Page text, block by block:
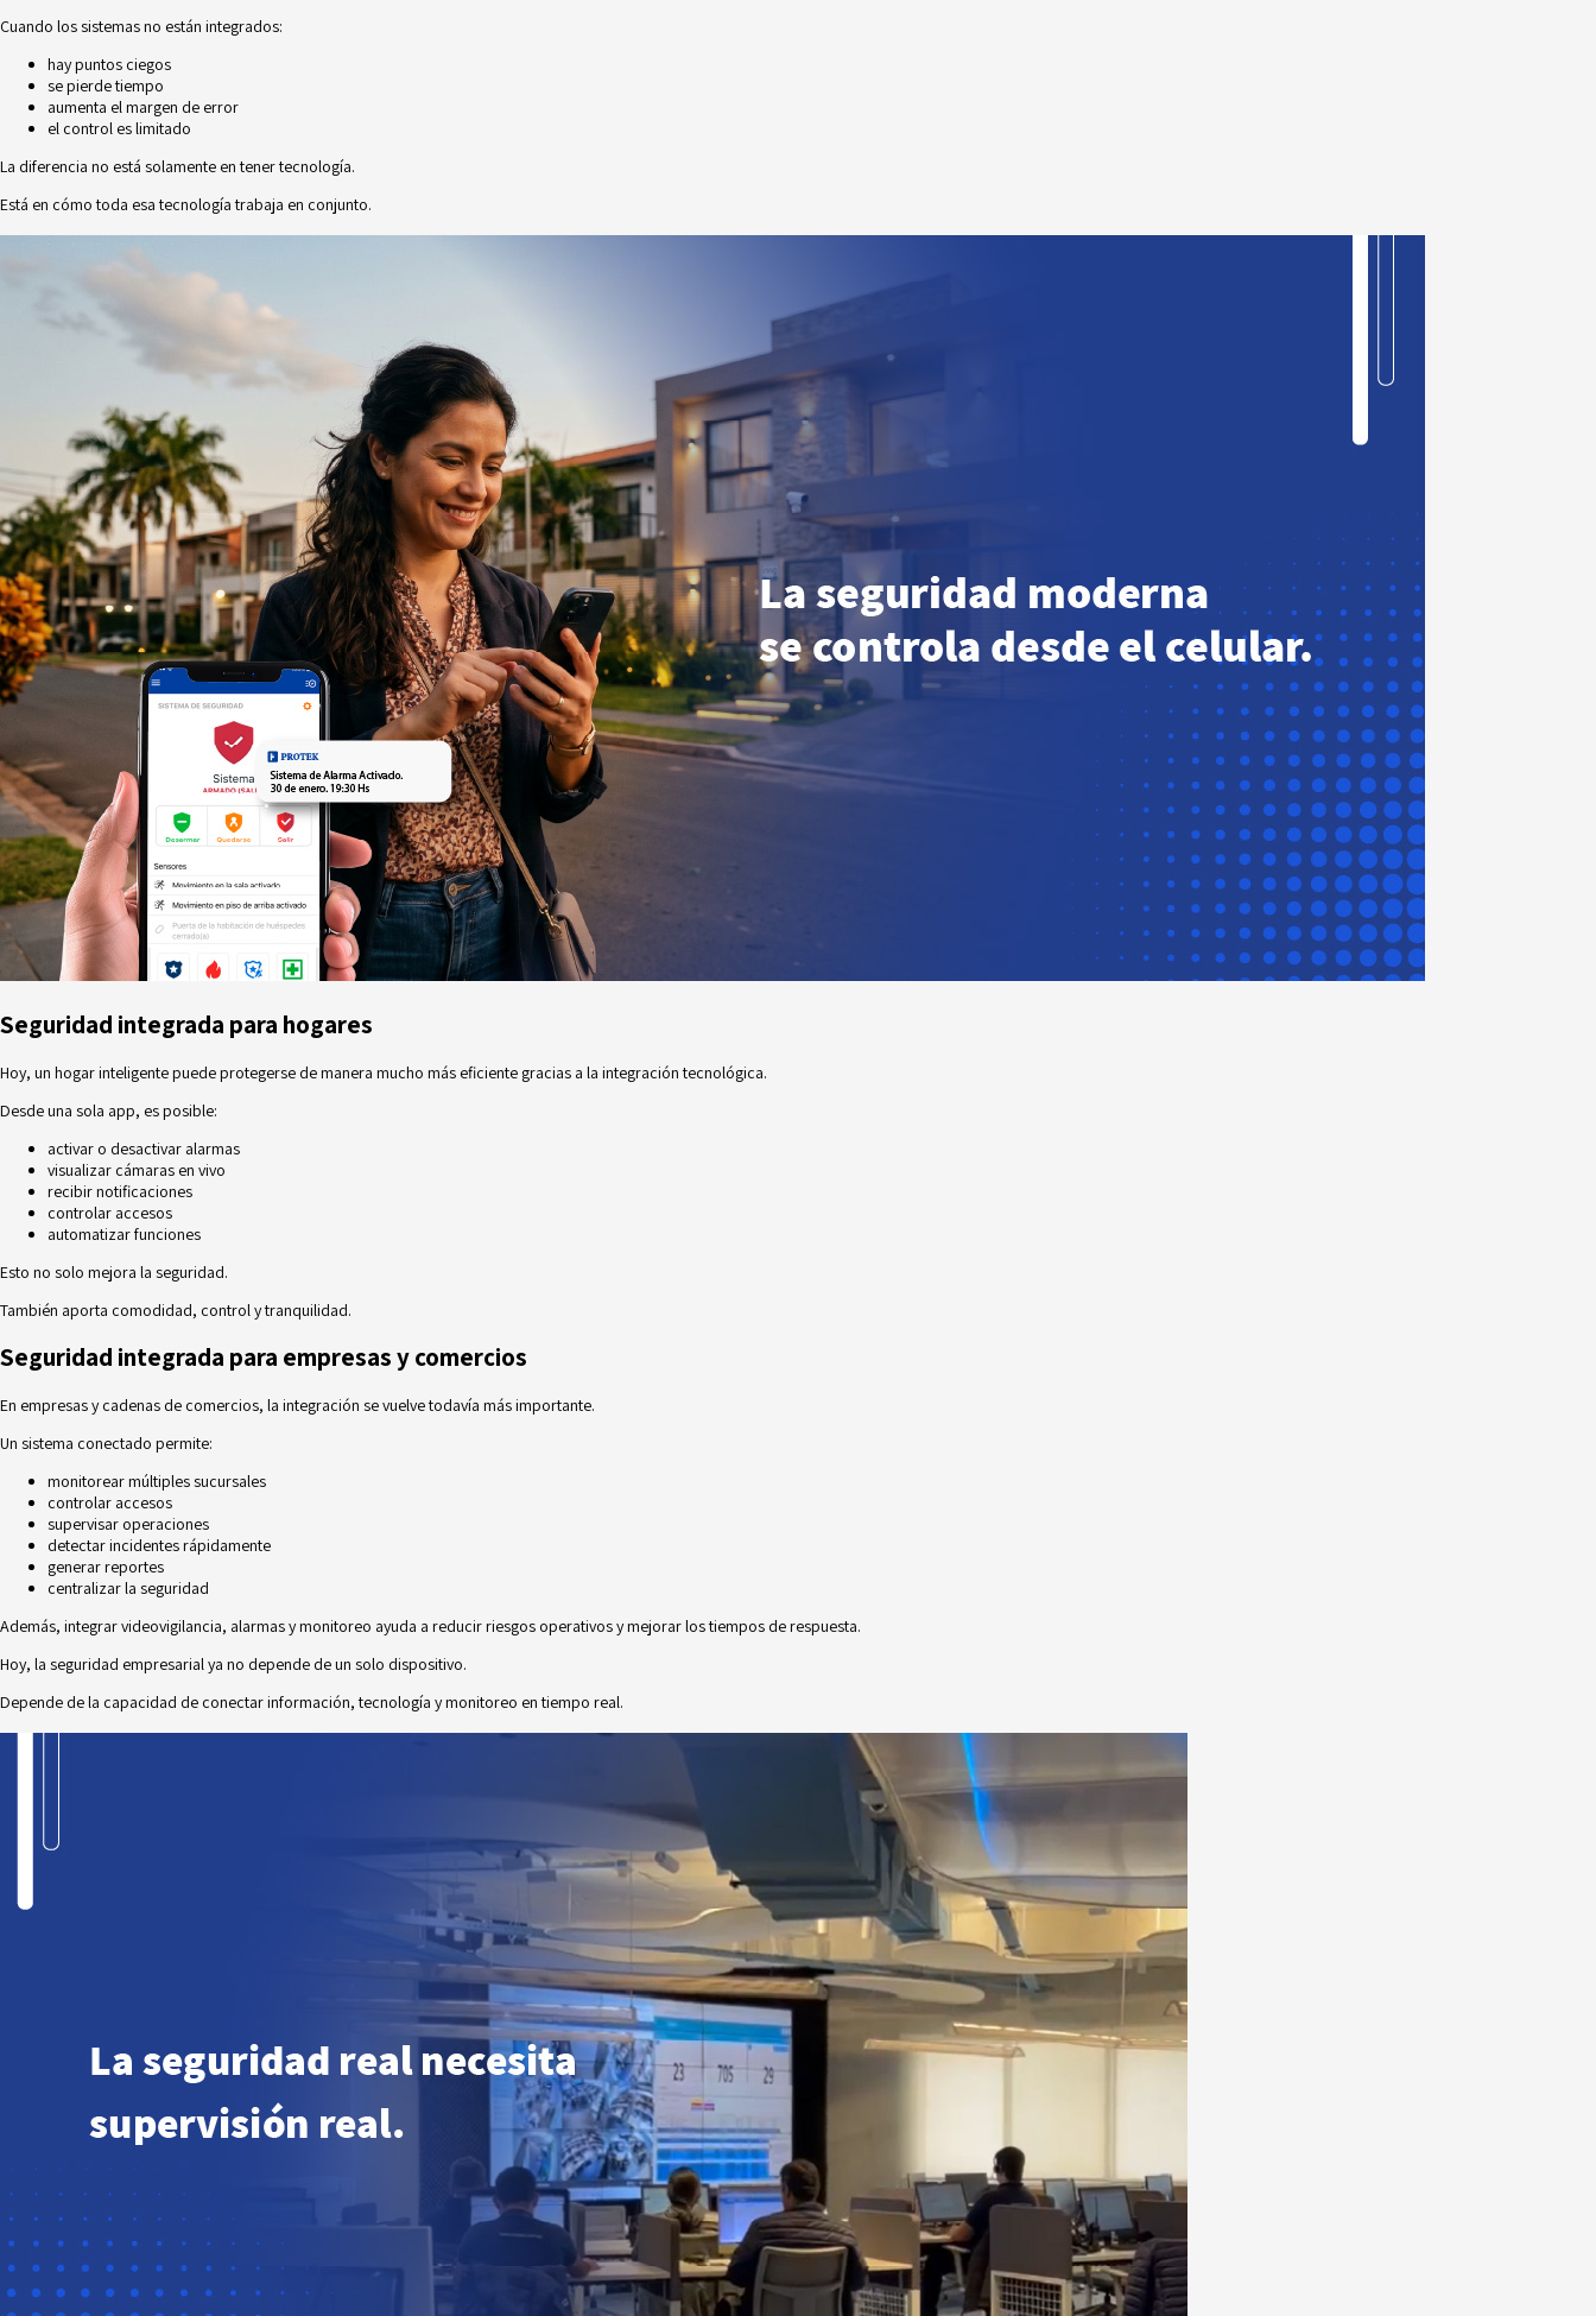
Cuando los sistemas no están integrados:
hay puntos ciegos
se pierde tiempo
aumenta el margen de error
el control es limitado
La diferencia no está solamente en tener tecnología.
Está en cómo toda esa tecnología trabaja en conjunto.
Seguridad integrada para hogares
Hoy, un hogar inteligente puede protegerse de manera mucho más eficiente gracias a la integración tecnológica.
Desde una sola app, es posible:
activar o desactivar alarmas
visualizar cámaras en vivo
recibir notificaciones
controlar accesos
automatizar funciones
Esto no solo mejora la seguridad.
También aporta comodidad, control y tranquilidad.
Seguridad integrada para empresas y comercios
En empresas y cadenas de comercios, la integración se vuelve todavía más importante.
Un sistema conectado permite:
monitorear múltiples sucursales
controlar accesos
supervisar operaciones
detectar incidentes rápidamente
generar reportes
centralizar la seguridad
Además, integrar videovigilancia, alarmas y monitoreo ayuda a reducir riesgos operativos y mejorar los tiempos de respuesta.
Hoy, la seguridad empresarial ya no depende de un solo dispositivo.
Depende de la capacidad de conectar información, tecnología y monitoreo en tiempo real.